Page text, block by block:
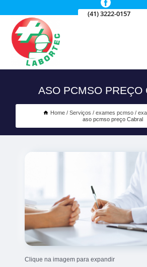
(41) 3222-0157
ASO PCMSO PREÇO
Home Serviços exames pcmso
aso pcmso preço Cabral
Clique na imagem para expandir